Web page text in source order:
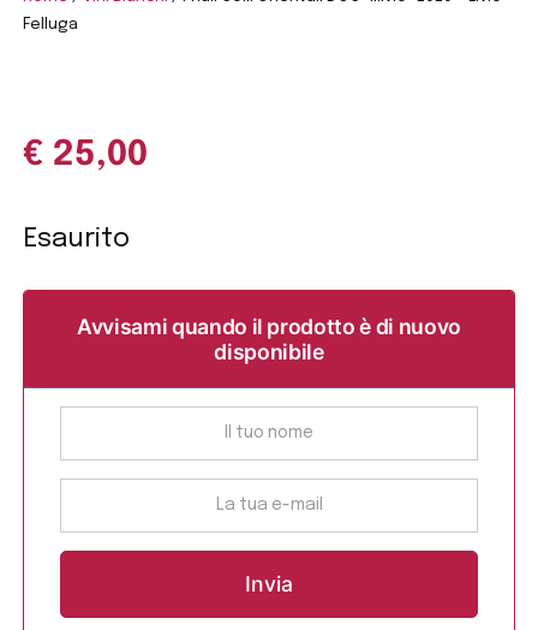
Felluga
€ 25,00
Esaurito
Avvisami quando il prodotto è di nuovo
disponibile